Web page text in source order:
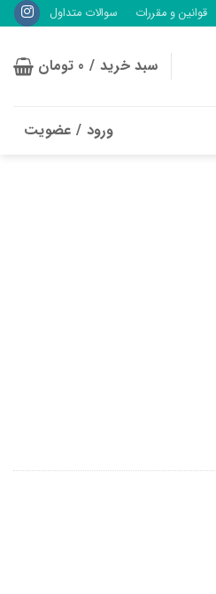
قوانین و مقررات سوالات متداول
سبد خرید / 0 تومان
ورود / عضویت